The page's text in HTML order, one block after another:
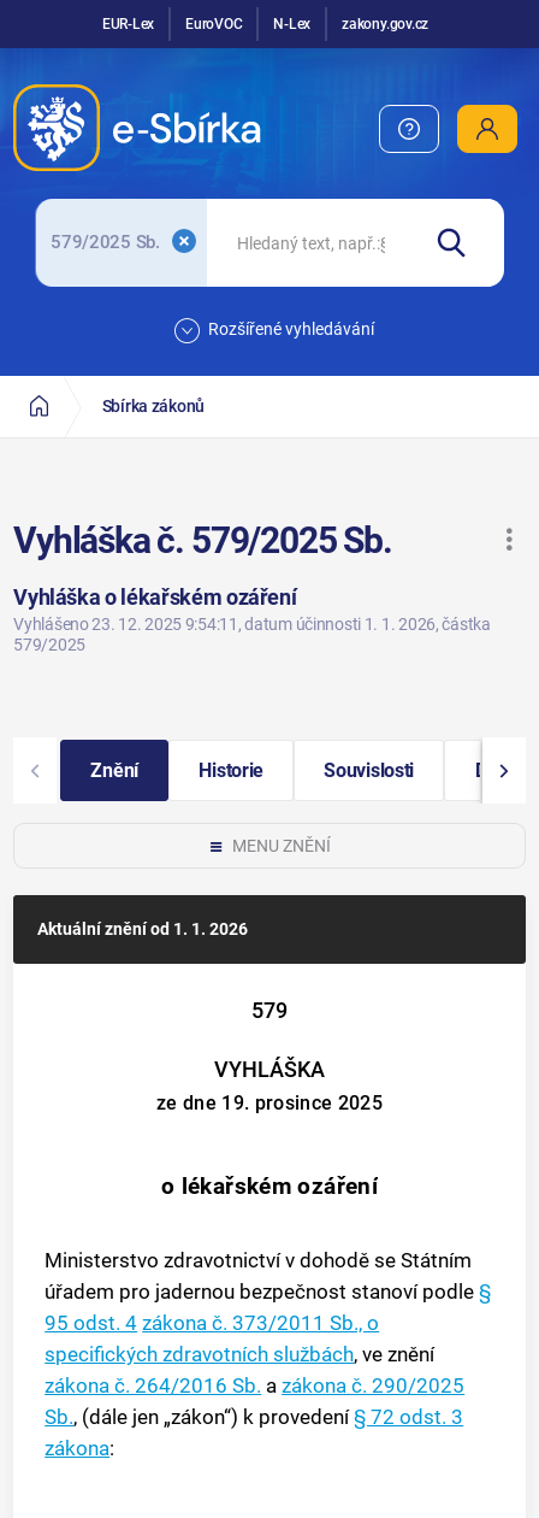
EUR-Lex EuroVOC N-Lex zakony.gov.cz
579/2025 Sb.
Rozšířené vyhledávání
Sbírka zákonů
Vyhláška č. 579/2025 Sb.
Vyhláška o lékařském ozáření
Vyhlášeno 23. 12. 2025 9:54:11 , datum účinnosti 1. 1. 2026, částka
579/2025
Znění Historie Souvislosti Další
MENU ZNĚNÍ
Aktuální zněníod 1. 1. 2026
579
VYHLÁŠKA
ze dne 19. prosince 2025
o lékařském ozáření
Ministerstvo zdravotnictví v dohodě se Státním
úřadem pro jadernou bezpečnost stanoví podle§
95 odst. 4 zákona č. 373/2011 Sb., o
specifických zdravotních službách, ve znění
zákona č. 264/2016 Sb. azákona č. 290/2025
Sb., (dále jen „zákon“) k provedení§ 72 odst. 3
zákona: